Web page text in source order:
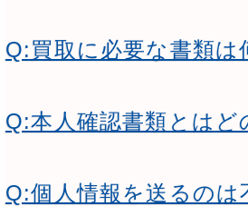
Q:買取に必要な書類は
Q:本人確認書類とは
Q:個人情報を送るのは